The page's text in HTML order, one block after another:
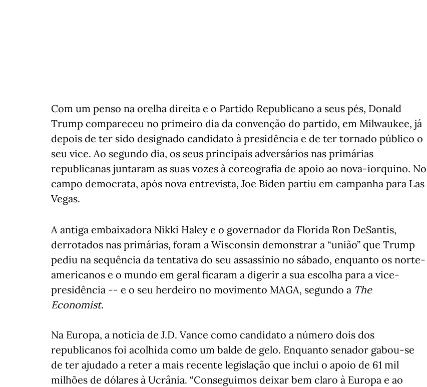
Com um penso na orelha direita e o Partido Republicano a seus pés, Donald
Trump compareceu no primeiro dia da convenção do partido, em Milwaukee, já
depois de ter sido designado candidato à presidência e de ter tornado público o
seu vice. Ao segundo dia, os seus principais adversários nas primárias
republicanas juntaram as suas vozes à coreografia de apoio ao nova-iorquino. No
campo democrata, após nova entrevista, Joe Biden partiu em campanha para Las
Vegas.
A antiga embaixadora Nikki Haley e o governador da Florida Ron DeSantis,
derrotados nas primárias, foram a Wisconsin demonstrar a “união” que Trump
pediu na sequência da tentativa do seu assassínio no sábado, enquanto os norte-
americanos e o mundo em geral ficaram a digerir a sua escolha para a vice-
presidência -- e o seu herdeiro no movimento MAGA, segundo a The
Economist.
Na Europa, a notícia de J.D. Vance como candidato a número dois dos
republicanos foi acolhida como um balde de gelo. Enquanto senador gabou-se
de ter ajudado a reter a mais recente legislação que inclui o apoio de 61 mil
milhões de dólares à Ucrânia. “Conseguimos deixar bem claro à Europa e ao